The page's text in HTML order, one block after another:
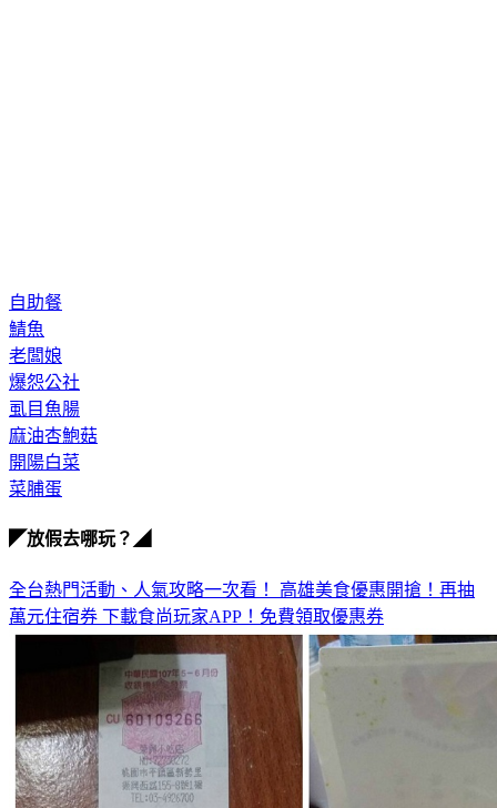
自助餐
鯖魚
老闆娘
爆怨公社
虱目魚腸
麻油杏鮑菇
開陽白菜
菜脯蛋
◤放假去哪玩？◢
全台熱門活動、人氣攻略一次看！ 高雄美食優惠開搶！再抽
萬元住宿券 下載食尚玩家APP！免費領取優惠券